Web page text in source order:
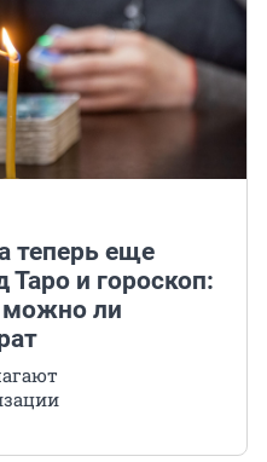
теперь еще
и гороскоп:
можно ли